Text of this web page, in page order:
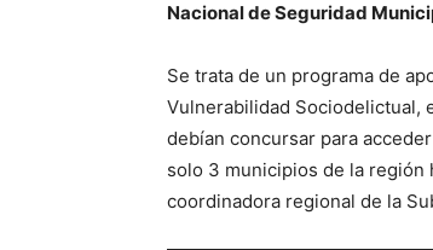
Nacional de Seguridad
Se trata de un programa de
Vulnerabilidad Sociodelictual,
debían concursar para
solo 3 municipios de la región
coordinadora regional de la